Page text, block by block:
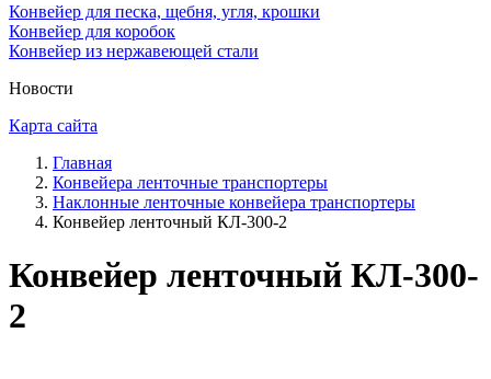
Конвейер для песка, щебня, угля, крошки
Конвейер для коробок
Конвейер из нержавеющей стали
Новости
Карта сайта
Главная
Конвейера ленточные транспортеры
Наклонные ленточные конвейера транспортеры
Конвейер ленточный КЛ-300-2
Конвейер ленточный КЛ-300-
2